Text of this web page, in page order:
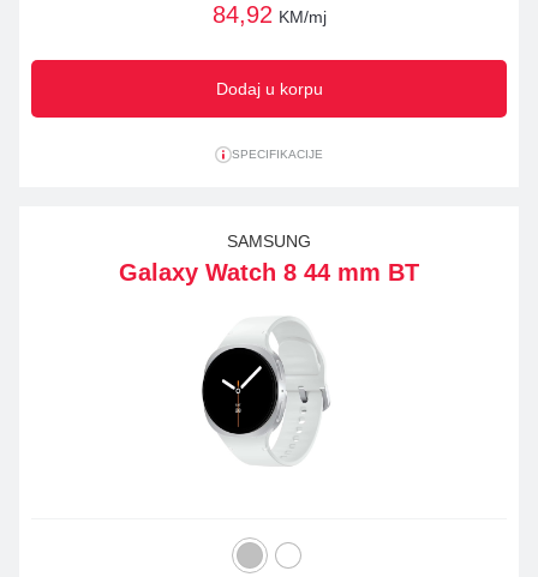
84,92 KM/mj
Dodaj u korpu
SPECIFIKACIJE
SAMSUNG
Galaxy Watch 8 44 mm BT